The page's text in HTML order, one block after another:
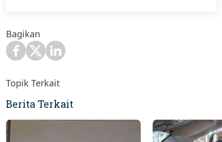
Bagikan
Topik Terkait
Berita Terkait